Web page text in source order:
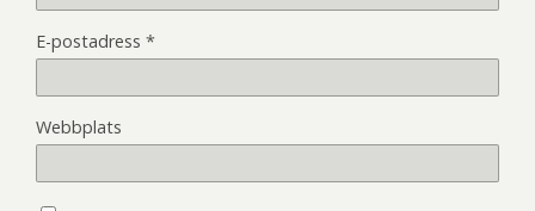
E-postadress *
Webbplats